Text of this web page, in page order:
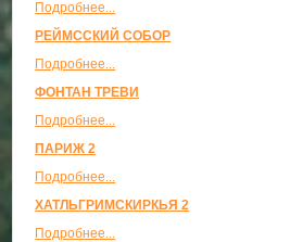
Подробнее...
РЕЙМССКИЙ СОБОР
Подробнее...
ФОНТАН ТРЕВИ
Подробнее...
ПАРИЖ 2
Подробнее...
ХАТЛЬГРИМСКИРКЬЯ 2
Подробнее...